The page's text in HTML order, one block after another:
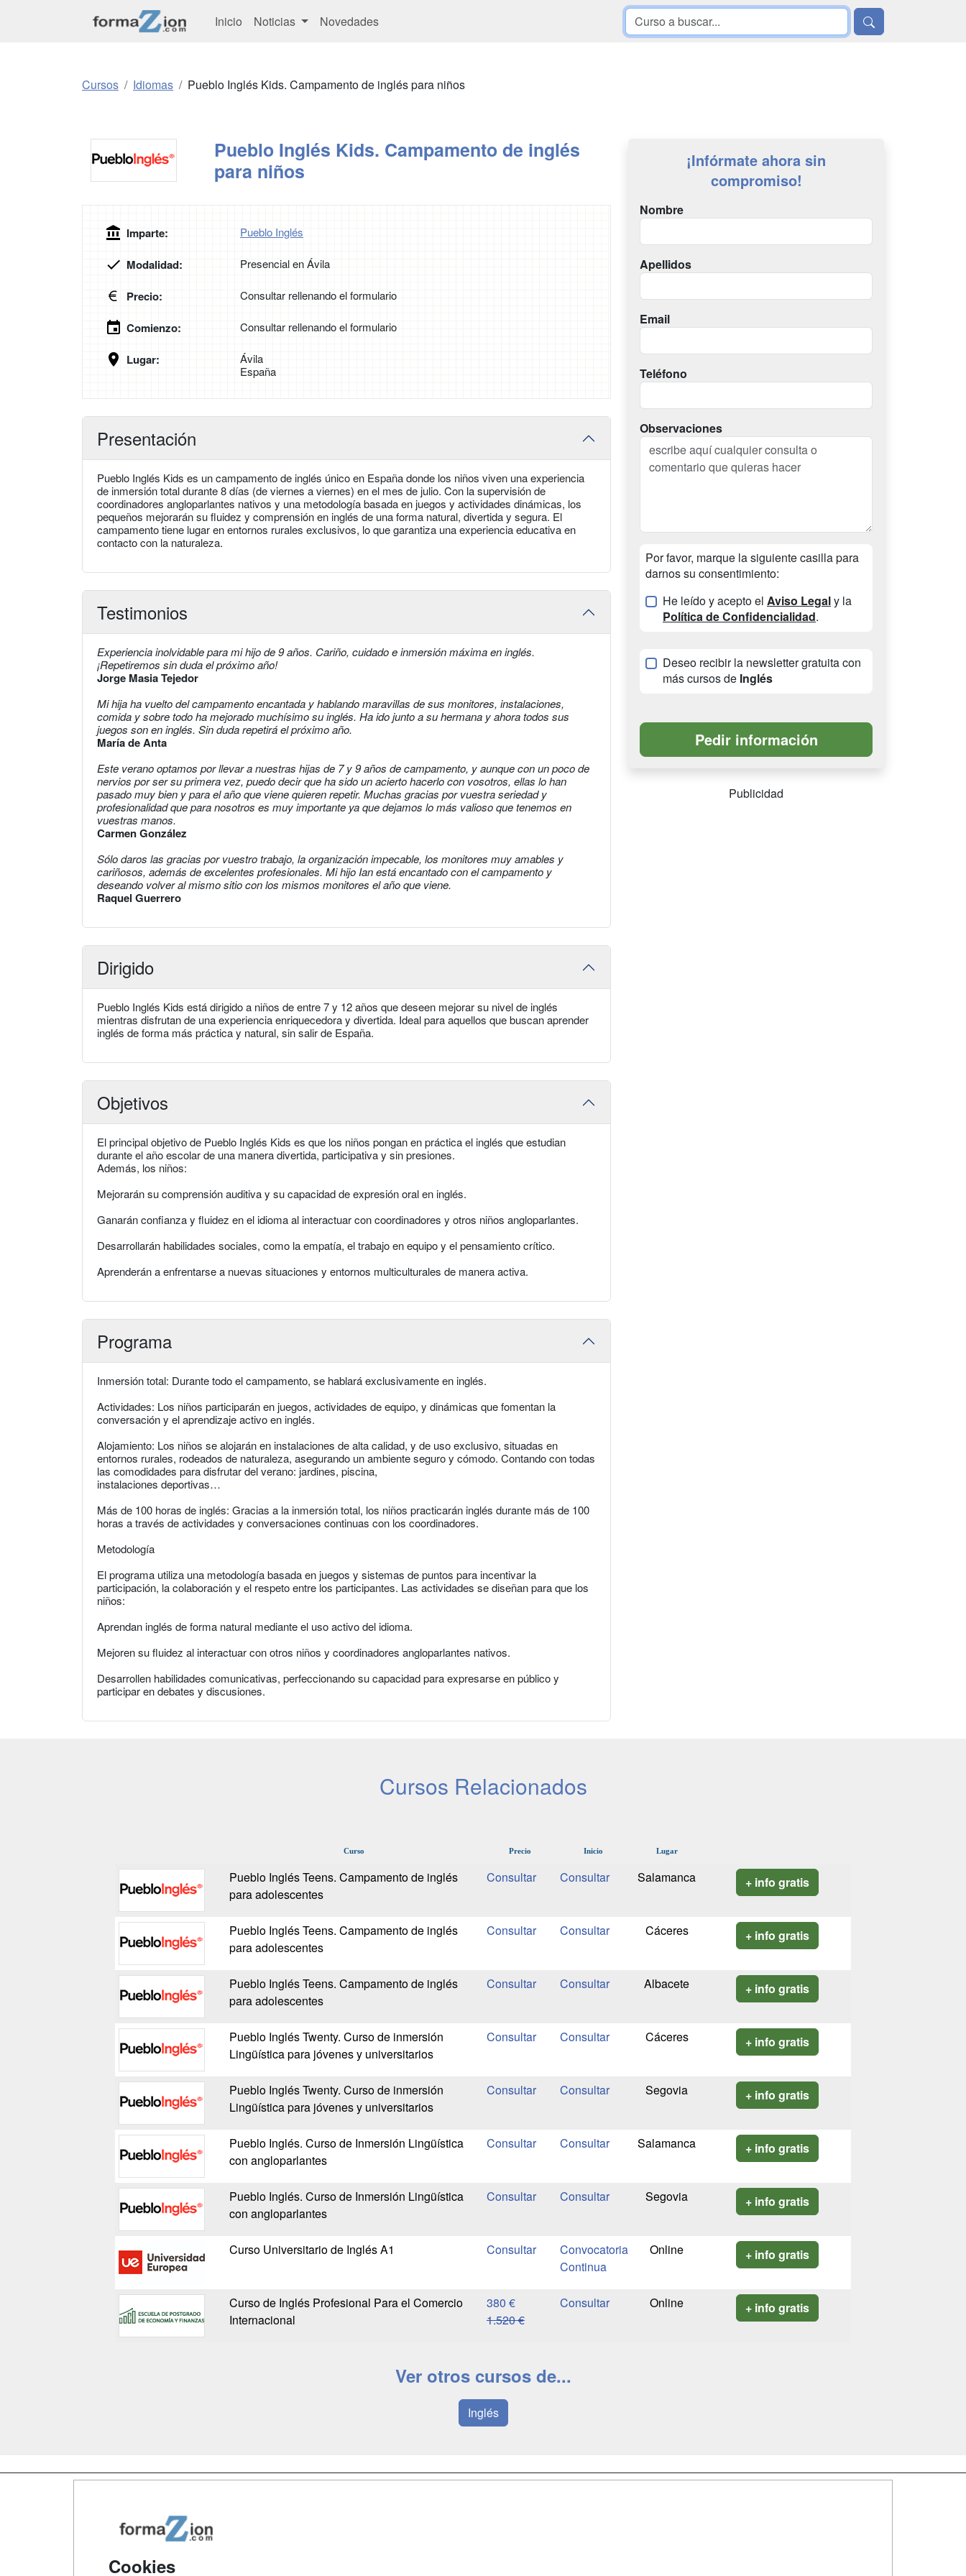
Inicio Noticias Novedades
Cursos Idiomas Pueblo Inglés Kids. Campamento de inglés para niños
Pueblo Inglés Kids. Campamento de inglés
para niños
Imparte: Pueblo Inglés
Modalidad: Presencial en Ávila
Precio: Consultar rellenando el formulario
Comienzo: Consultar rellenando el formulario
Lugar:
Ávila
España
Presentación
Pueblo Inglés Kids es un campamento de inglés único en España donde los niños viven una experiencia
de inmersión total durante 8 días (de viernes a viernes) en el mes de julio. Con la supervisión de
coordinadores angloparlantes nativos y una metodología basada en juegos y actividades dinámicas, los
pequeños mejorarán su fluidez y comprensión en inglés de una forma natural, divertida y segura. El
campamento tiene lugar en entornos rurales exclusivos, lo que garantiza una experiencia educativa en
contacto con la naturaleza.
Testimonios
Experiencia inolvidable para mi hijo de 9 años. Cariño, cuidado e inmersión máxima en inglés.
¡Repetiremos sin duda el próximo año!
Jorge Masia Tejedor
Mi hija ha vuelto del campamento encantada y hablando maravillas de sus monitores, instalaciones,
comida y sobre todo ha mejorado muchísimo su inglés. Ha ido junto a su hermana y ahora todos sus
juegos son en inglés. Sin duda repetirá el próximo año.
María de Anta
Este verano optamos por llevar a nuestras hijas de 7 y 9 años de campamento, y aunque con un poco de
nervios por ser su primera vez, puedo decir que ha sido un acierto hacerlo con vosotros, ellas lo han
pasado muy bien y para el año que viene quieren repetir. Muchas gracias por vuestra seriedad y
profesionalidad que para nosotros es muy importante ya que dejamos lo más valioso que tenemos en
vuestras manos.
Carmen González
Sólo daros las gracias por vuestro trabajo, la organización impecable, los monitores muy amables y
cariñosos, además de excelentes profesionales. Mi hijo Ian está encantado con el campamento y
deseando volver al mismo sitio con los mismos monitores el año que viene.
Raquel Guerrero
Dirigido
Pueblo Inglés Kids está dirigido a niños de entre 7 y 12 años que deseen mejorar su nivel de inglés
mientras disfrutan de una experiencia enriquecedora y divertida. Ideal para aquellos que buscan aprender
inglés de forma más práctica y natural, sin salir de España.
Objetivos
El principal objetivo de Pueblo Inglés Kids es que los niños pongan en práctica el inglés que estudian
durante el año escolar de una manera divertida, participativa y sin presiones.
Además, los niños:
Mejorarán su comprensión auditiva y su capacidad de expresión oral en inglés.
Ganarán confianza y fluidez en el idioma al interactuar con coordinadores y otros niños angloparlantes.
Desarrollarán habilidades sociales, como la empatía, el trabajo en equipo y el pensamiento crítico.
Aprenderán a enfrentarse a nuevas situaciones y entornos multiculturales de manera activa.
Programa
Inmersión total: Durante todo el campamento, se hablará exclusivamente en inglés.
Actividades: Los niños participarán en juegos, actividades de equipo, y dinámicas que fomentan la
conversación y el aprendizaje activo en inglés.
Alojamiento: Los niños se alojarán en instalaciones de alta calidad, y de uso exclusivo, situadas en
entornos rurales, rodeados de naturaleza, asegurando un ambiente seguro y cómodo. Contando con todas
las comodidades para disfrutar del verano: jardines, piscina,
instalaciones deportivas…
Más de 100 horas de inglés: Gracias a la inmersión total, los niños practicarán inglés durante más de 100
horas a través de actividades y conversaciones continuas con los coordinadores.
Metodología
El programa utiliza una metodología basada en juegos y sistemas de puntos para incentivar la
participación, la colaboración y el respeto entre los participantes. Las actividades se diseñan para que los
niños:
Aprendan inglés de forma natural mediante el uso activo del idioma.
Mejoren su fluidez al interactuar con otros niños y coordinadores angloparlantes nativos.
Desarrollen habilidades comunicativas, perfeccionando su capacidad para expresarse en público y
participar en debates y discusiones.
¡Infórmate ahora sin
compromiso!
Nombre
Apellidos
Email
Teléfono
Observaciones
Por favor, marque la siguiente casilla para
darnos su consentimiento:
He leído y acepto el Aviso Legaly la
Política de Confidencialidad.
Deseo recibir la newsletter gratuita con
más cursos de Inglés
Publicidad
Cursos Relacionados
Curso Precio Inicio Lugar
Pueblo Inglés Teens. Campamento de inglés
para adolescentes
Salamanca + info gratis
Pueblo Inglés Teens. Campamento de inglés
para adolescentes
Cáceres + info gratis
Pueblo Inglés Teens. Campamento de inglés
para adolescentes
Albacete + info gratis
Pueblo Inglés Twenty. Curso de inmersión
Lingüística para jóvenes y universitarios
Cáceres + info gratis
Pueblo Inglés Twenty. Curso de inmersión
Lingüística para jóvenes y universitarios
Segovia + info gratis
Pueblo Inglés. Curso de Inmersión Lingüística
con angloparlantes
Salamanca + info gratis
Pueblo Inglés. Curso de Inmersión Lingüística
con angloparlantes
Segovia + info gratis
Curso Universitario de Inglés A1
Convocatoria
Continua
Online + info gratis
Curso de Inglés Profesional Para el Comercio
Internacional
380 €
1.520 €
Online + info gratis
Ver otros cursos de...
Inglés
Cookies